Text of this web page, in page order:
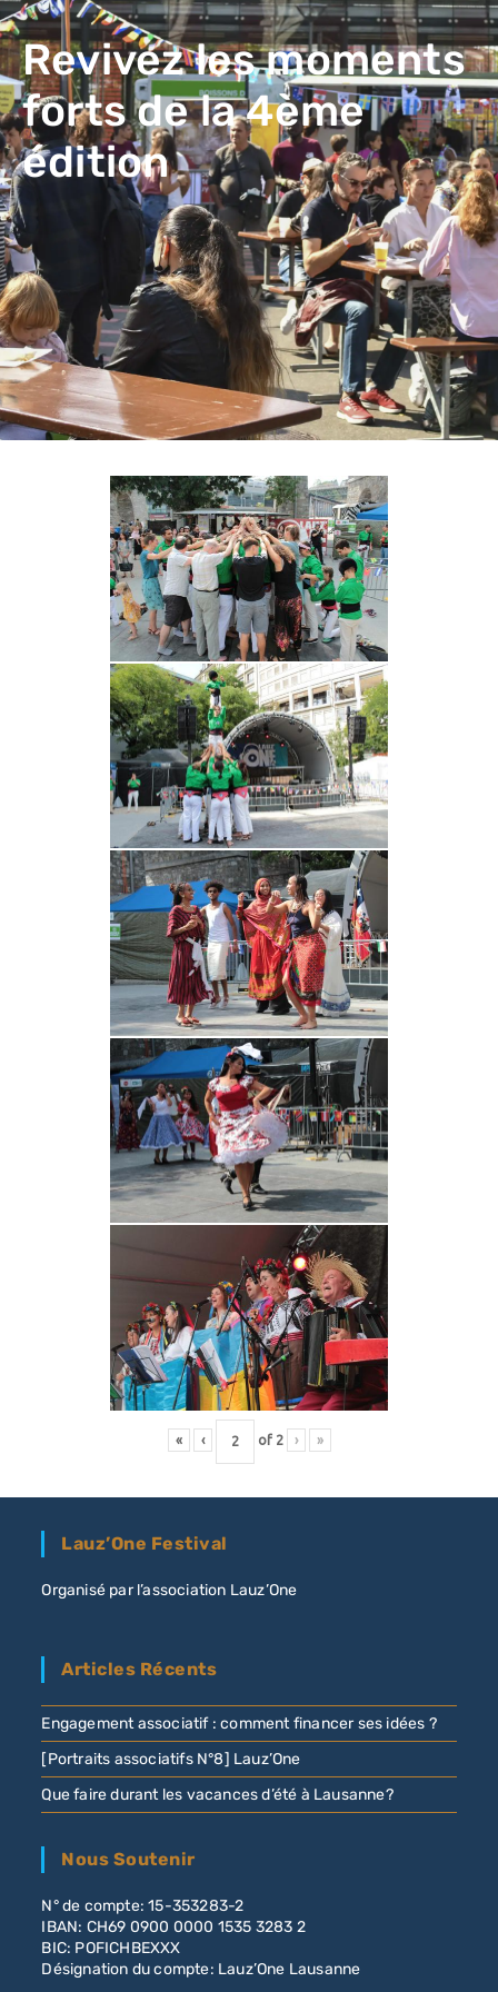
Revivez les moments
forts de la 4ème
édition
« ‹ of 2 › »
Lauz’One Festival
Organisé par l’association Lauz’One
Articles Récents
Engagement associatif : comment financer ses idées ?
[Portraits associatifs N°8] Lauz’One
Que faire durant les vacances d’été à Lausanne?
Nous Soutenir
N° de compte: 15-353283-2
IBAN: CH69 0900 0000 1535 3283 2
BIC: POFICHBEXXX
Désignation du compte: Lauz’One Lausanne